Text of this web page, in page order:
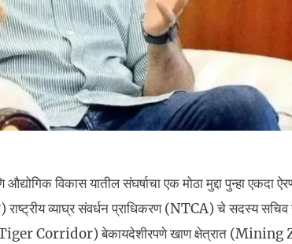
औद्योगिक विकास यातील संघर्षाचा एक मोठा मुद्दा पुन्हा एकदा
व्याघ्र संवर्धन प्राधिकरण (NTCA) चे सदस्य
(Tiger Corridor) बेकायदेशीरपणे खाण क्षेत्रात